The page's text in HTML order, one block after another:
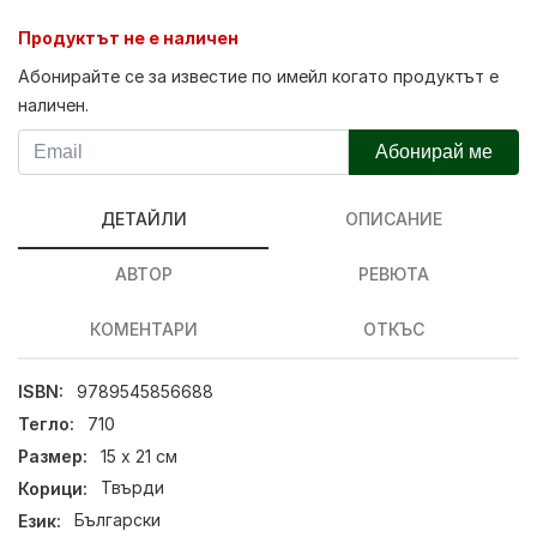
Продуктът не е наличен
Абонирайте се за известие по имейл когато продуктът е
наличен.
Абонирай ме
ДЕТАЙЛИ ОПИСАНИЕ
АВТОР РЕВЮТА
КОМЕНТАРИ ОТКЪС
ISBN:
9789545856688
Тегло:
710
Размер:
15 x 21 см
Корици:
Твърди
Език:
Български